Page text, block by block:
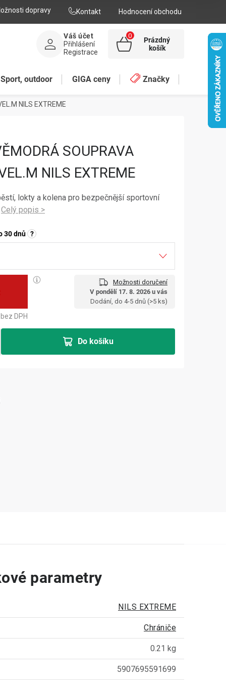
dopravy Kontakt Hodnocení obchodu
Váš účet
Přihlášení
Registrace
NÁKUPNÍ
Prázdný
košík
Sport, outdoor GIGA ceny Značky
NILS EXTREME
SOUPRAVA
NILS EXTREME
lokty a kolena pro bezpečnější sportovní
30 dnů ?
Možnosti doručení
V pondělí 17. 8. 2026 u vás
Dodání, do 4-5 dnů (>5 ks)
bez DPH
Do košíku
parametry
NILS EXTREME
Chrániče
0.21 kg
5907695591699